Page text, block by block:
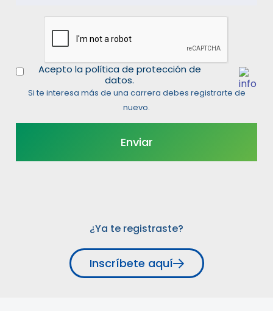
Acepto la política de protección de
datos.
Si te interesa más de una carrera debes registrarte de
nuevo.
¿Ya te registraste?
Inscríbete aquí